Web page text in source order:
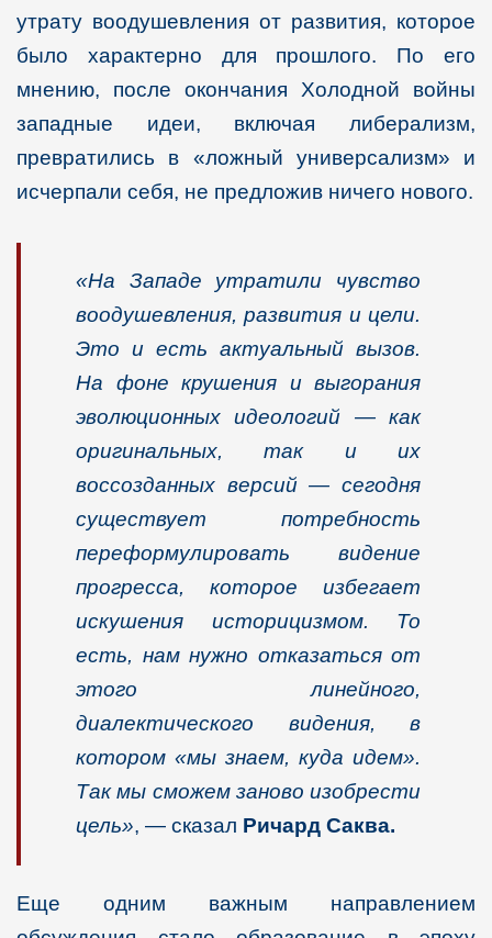
утрату воодушевления от развития, которое
было характерно для прошлого. По его
мнению, после окончания Холодной войны
западные идеи, включая либерализм,
превратились в «ложный универсализм» и
исчерпали себя, не предложив ничего нового.
«На Западе утратили чувство
воодушевления, развития и цели.
Это и есть актуальный вызов.
На фоне крушения и выгорания
эволюционных идеологий — как
оригинальных, так и их
воссозданных версий — сегодня
существует потребность
переформулировать видение
прогресса, которое избегает
искушения историцизмом. То
есть, нам нужно отказаться от
этого линейного,
диалектического видения, в
котором «мы знаем, куда идем».
Так мы сможем заново изобрести
цель», — сказал Ричард Саква.
Еще одним важным направлением